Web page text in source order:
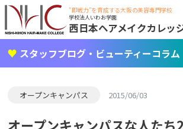
"即戦力"を育成する大阪の美容専門学校
学校法人いわお学園
西日本ヘアメイクカレッ
スタッフブログ・ビューティーコラム
オープンキャンパス 2015/06/03
オープンキャンパスな人た